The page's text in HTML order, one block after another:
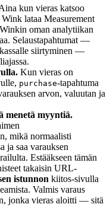
kun vieras katsoo
lataa Measurement
oman analytiikan
Selaustapahtumat —
siirtyminen —
Kun vieras on
purchase-tapahtuma
arvon, valuutan ja
menetä myyntiä.
mikä normaalisti
ja saa varauksen
Estääkseen tämän
takaisin URL-
istunnon kiitos-sivulla
Valmis varaus
jonka vieras aloitti — sitä